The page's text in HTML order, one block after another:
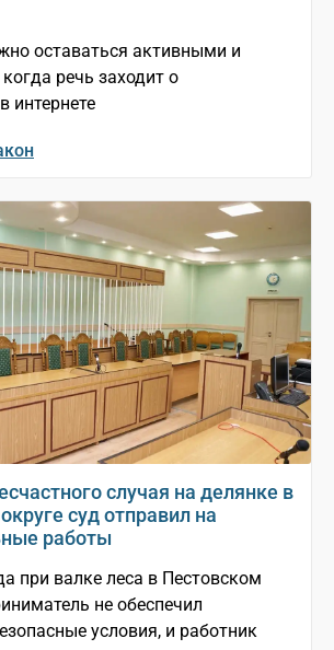
оставаться активными и
речь заходит о
интернете
случая на делянке в
суд отправил на
работы
при валке леса в Пестовском
не обеспечил
условия, и работник